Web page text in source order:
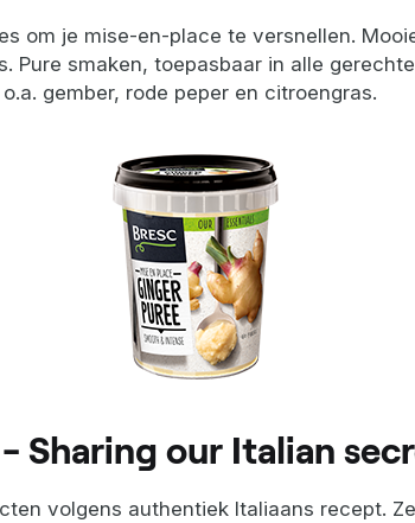
om je mise-en-place te versnellen.
Pure smaken, toepasbaar in alle
gember, rode peper en citroengras.
Sharing our Italian
volgens authentiek Italiaans recept.